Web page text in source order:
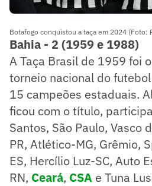
Botafogo conquistou a taça em 2024 (Foto:
Bahia - 2 (1959 e 1988)
A Taça Brasil de 1959 foi
torneio nacional do
15 campeões estaduais.
ficou com o título,
Santos, São Paulo, Vasco
PR, Atlético-MG, Grêmio,
ES, Hercílio Luz-SC, Auto
RN, Ceará, CSA e Tuna